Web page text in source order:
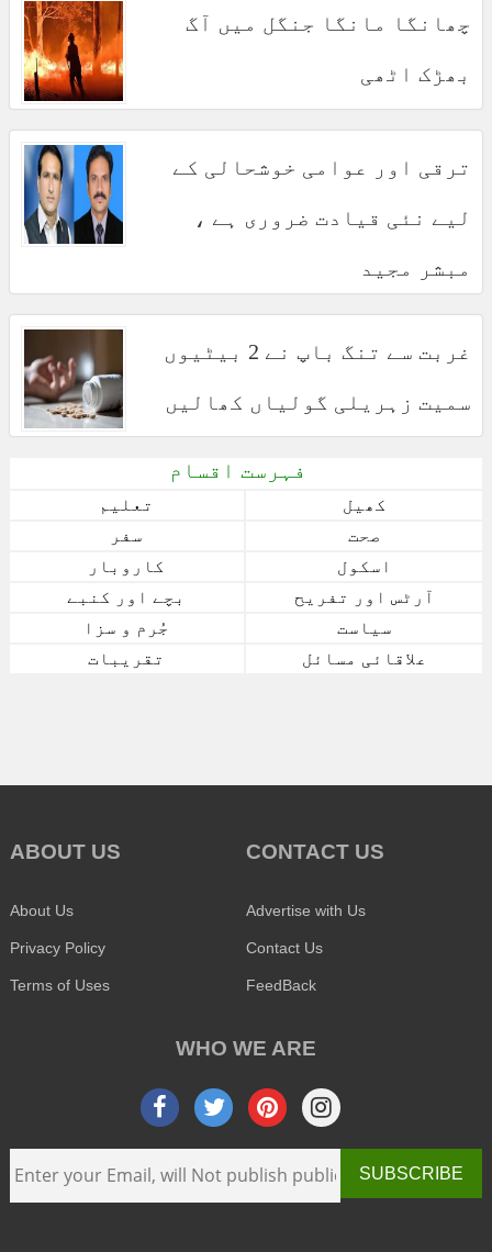
چھانگا مانگا جنگل میں آگ
بھڑک اٹھی
ترقی اور عوامی خوشحالی کے
لیے نئی قیادت ضروری ہے ،
مبشر مجید
غربت سے تنگ باپ نے 2 بیٹیوں
سمیت زہریلی گولیاں کھالیں
فہرست اقسام
کھیل
تعلیم
صحت
سفر
اسکول
کاروبار
آرٹس اور تفریح
بچے اور کنبے
سیاست
جُرم و سزا
علاقائی مسائل
تقریبات
ABOUT US
About Us
Privacy Policy
Terms of Uses
CONTACT US
Advertise with Us
Contact Us
FeedBack
WHO WE ARE
SUBSCRIBE